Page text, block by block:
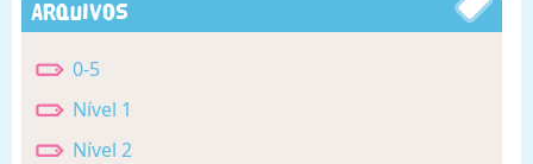
Arquivos
0-5
Nível 1
Nível 2